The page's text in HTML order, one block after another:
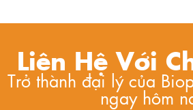
Liên Hệ Với
Trở thành đại lý của
ngay hôm